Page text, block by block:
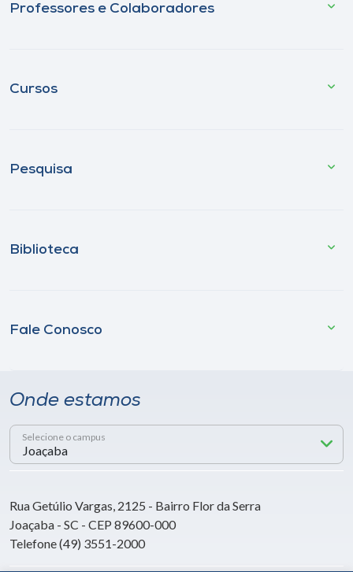
Professores e Colaboradores
Cursos
Pesquisa
Biblioteca
Fale Conosco
Onde estamos
Selecione o campus
Rua Getúlio Vargas, 2125 - Bairro Flor da Serra
Joaçaba - SC - CEP 89600-000
Telefone (49) 3551-2000